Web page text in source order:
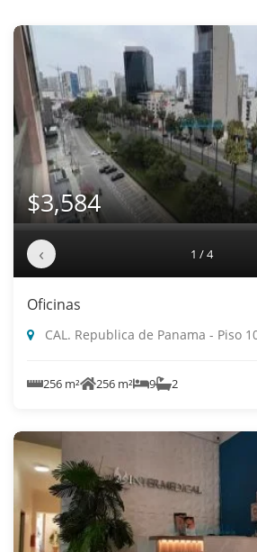
$3,584
‹ 1 / 4
Oficinas
CAL. Republica de Panama - Piso
256 m² 256 m² 9 2